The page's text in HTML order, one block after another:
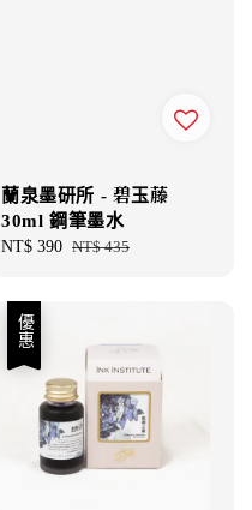
蘭泉墨研所 - 碧玉藤
30ml 鋼筆墨水
Sale
NT$ 390 Regular
NT$ 435
優惠